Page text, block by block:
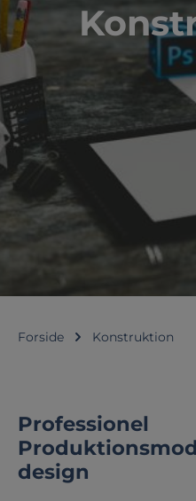
Forside Konstruktion
Professionel
design